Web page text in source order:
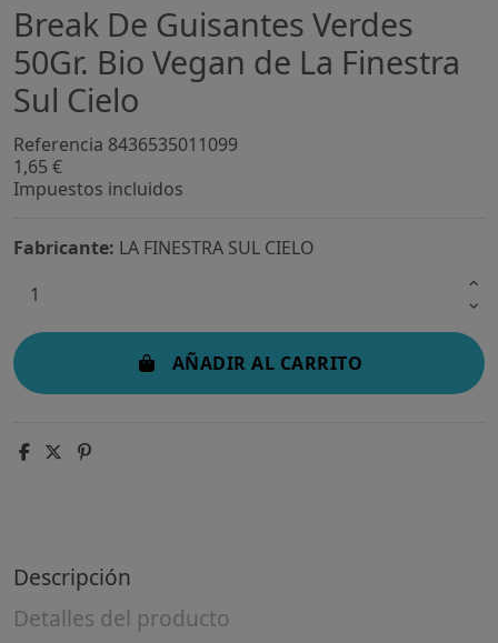
Break De Guisantes Verdes
50Gr. Bio Vegan de La Finestra
Sul Cielo
Referencia 8436535011099
1,65 €
Impuestos incluidos
Fabricante: LA FINESTRA SUL CIELO
AÑADIR AL CARRITO
Descripción
Detalles del producto